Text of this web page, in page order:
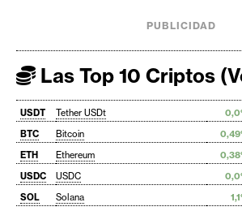
PUBLICIDAD
Las Top 10 Criptos
USDT Tether USDt
BTC
Bitcoin
ETH
Ethereum
USDC
USDC
SOL
Solana